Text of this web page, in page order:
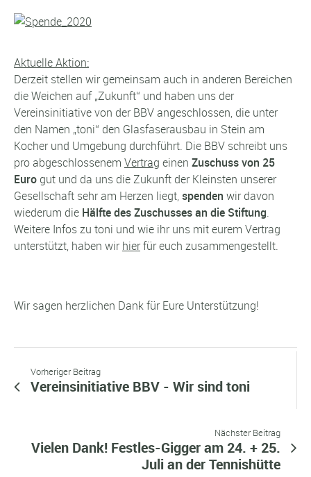
Aktuelle Aktion:
Derzeit stellen wir gemeinsam auch in anderen Bereichen
die Weichen auf „Zukunft“ und haben uns der
Vereinsinitiative von der BBV angeschlossen, die unter
den Namen „toni“ den Glasfaserausbau in Stein am
Kocher und Umgebung durchführt. Die BBV schreibt uns
pro abgeschlossenem Vertrag einen Zuschuss von 25
Euro gut und da uns die Zukunft der Kleinsten unserer
Gesellschaft sehr am Herzen liegt,spenden wir davon
wiederum die Hälfte des Zuschusses an die Stiftung.
Weitere Infos zu toni und wie ihr uns mit eurem Vertrag
unterstützt, haben wirhierfür euch zusammengestellt.
Wir sagen herzlichen Dank für Eure Unterstützung!
Vorheriger Beitrag
Vereinsinitiative BBV - Wir sind toni
Nächster Beitrag
Vielen Dank! Festles-Gigger am 24. + 25.
Juli an der Tennishütte